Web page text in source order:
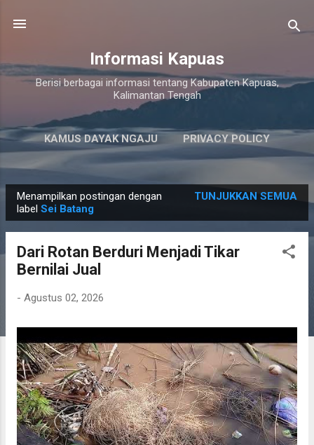
Informasi Kapuas
Berisi berbagai informasi tentang Kabupaten Kapuas,
Kalimantan Tengah
KAMUS DAYAK NGAJU PRIVACY POLICY
LAINNYA…
o
Menampilkan postingan dengan
label Sei Batang
TUNJUKKAN SEMUA
Dari Rotan Berduri Menjadi Tikar
Bernilai Jual
- Agustus 02, 2026